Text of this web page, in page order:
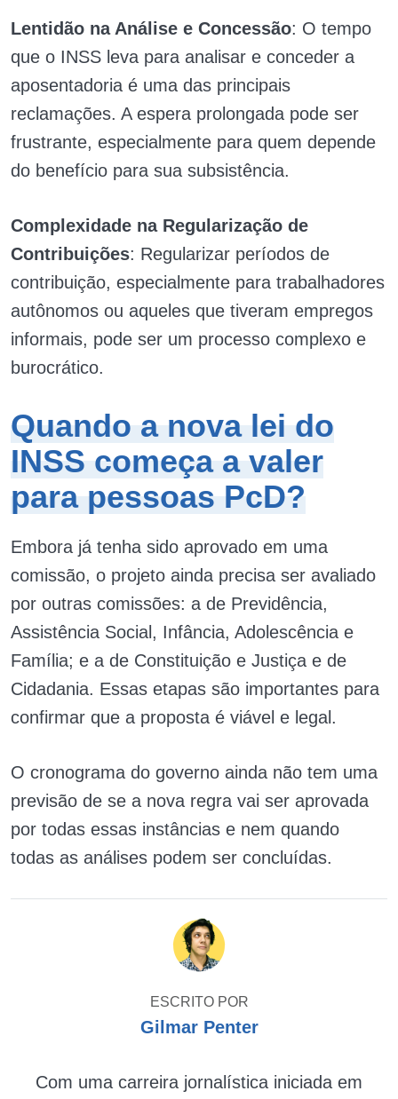
Lentidão na Análise e Concessão: O tempo
que o INSS leva para analisar e conceder a
aposentadoria é uma das principais
reclamações. A espera prolongada pode ser
frustrante, especialmente para quem depende
do benefício para sua subsistência.
Complexidade na Regularização de
Contribuições: Regularizar períodos de
contribuição, especialmente para trabalhadores
autônomos ou aqueles que tiveram empregos
informais, pode ser um processo complexo e
burocrático.
Quando a nova lei do
INSS começa a valer
para pessoas PcD?
Embora já tenha sido aprovado em uma
comissão, o projeto ainda precisa ser avaliado
por outras comissões: a de Previdência,
Assistência Social, Infância, Adolescência e
Família; e a de Constituição e Justiça e de
Cidadania. Essas etapas são importantes para
confirmar que a proposta é viável e legal.
O cronograma do governo ainda não tem uma
previsão de se a nova regra vai ser aprovada
por todas essas instâncias e nem quando
todas as análises podem ser concluídas.
ESCRITO POR
Gilmar Penter
Com uma carreira jornalística iniciada em